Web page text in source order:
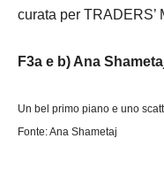
curata per
F3a e b) Ana
Un bel primo piano e uno
Fonte: Ana Shametaj